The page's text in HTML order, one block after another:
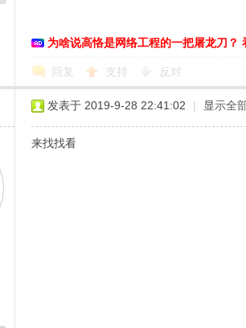
为啥说高恪是网络工程的一把屠龙刀？
回复 支持 反对
发表于 2019-9-28 22:41:02 | 显示全
来找找看